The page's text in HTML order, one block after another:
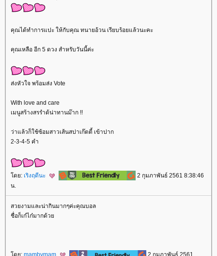
คุณได้ทำการแปะ ให้กับคุณ ทนายอ้วน เรียบร้อยแล้วนะคะ
คุณเหลือ อีก 5 ดวง สำหรับวันนี้ค่ะ
ส่งหัวใจ พร้อมส่ง Vote
With love and care
เมนูสร้างสรรำด้น่าทานม๊าก !!
ว่าแล้วก็ใช้ซ้อมสาวเส้นสปาเก๊ตตี้ เข้าปาก
2-3-4-5 คำ
ดย: เริงฤดีนะ
2 กุมภาพันธ์ 2561 8:38:46
น.
สวยงามและน่ากินมากๆค่ะคุณบอล
ชื่อก็เก๋ไก๋มากด้ว
ดย: mambymam 2 กุมภาพันธ์ 2561